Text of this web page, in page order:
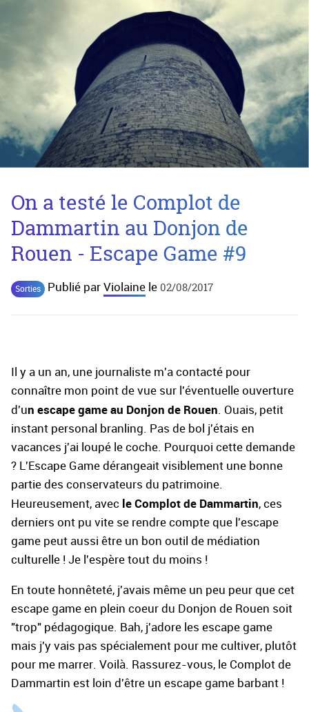
On a testé le Complot de
Dammartin au Donjon de
Rouen - Escape Game #9
Sorties Publié par Violaine le 02/08/2017
Il y a un an, une journaliste m'a contacté pour
connaître mon point de vue sur l'éventuelle ouverture
d'un escape game au Donjon de Rouen . Ouais, petit
instant personal branling. Pas de bol j'étais en
vacances j'ai loupé le coche. Pourquoi cette demande
? L'Escape Game dérangeait visiblement une bonne
partie des conservateurs du patrimoine.
Heureusement, avec le Complot de Dammartin, ces
derniers ont pu vite se rendre compte que l'escape
game peut aussi être un bon outil de médiation
culturelle ! Je l'espère tout du moins !
En toute honnêteté, j'avais même un peu peur que cet
escape game en plein coeur du Donjon de Rouen soit
"trop" pédagogique. Bah, j'adore les escape game
mais j'y vais pas spécialement pour me cultiver, plutôt
pour me marrer. Voilà. Rassurez-vous, le Complot de
Dammartin est loin d'être un escape game barbant !